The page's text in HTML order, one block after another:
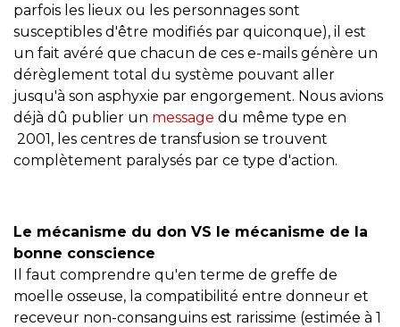
parfois les lieux ou les personnages sont
susceptibles d'être modifiés par quiconque), il est
un fait avéré que chacun de ces e-mails génère un
dérèglement total du système pouvant aller
jusqu'à son asphyxie par engorgement. Nous avions
déjà dû publier un message du même type en
2001, les centres de transfusion se trouvent
complètement paralysés par ce type d'action.
Le mécanisme du don VS le mécanisme de la
bonne conscience
Il faut comprendre qu'en terme de greffe de
moelle osseuse, la compatibilité entre donneur et
receveur non-consanguins est rarissime (estimée à 1